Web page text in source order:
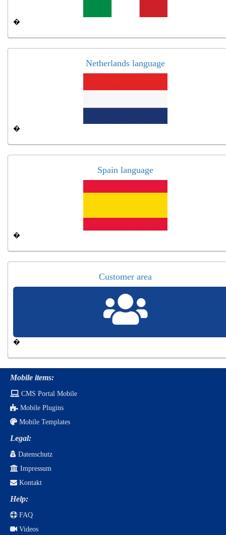
�
Netherlands language
�
Spain language
�
Customer area
�
Mobile items:
CMS Portal Mobile
Mobile Plugins
Mobile Templates
Legal:
Datenschutz
Impressum
Kontakt
Help:
FAQ
Videos